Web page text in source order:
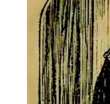
Sobre el Centro Cultural
Red AECID
Instalaciones
Visítanos
Actividades
> Ir a Actividades
Esta semana
Inscripciones
Participa
Envíanos tu propuesta
Buzón de sugerencias
Noticias
Convocatorias